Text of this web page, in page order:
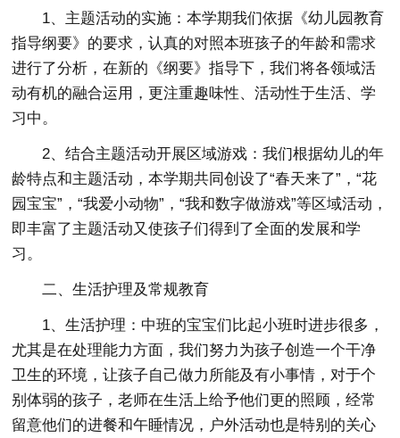
1、主题活动的实施：本学期我们依据《幼儿园教育
指导纲要》的要求，认真的对照本班孩子的年龄和需求
进行了分析，在新的《纲要》指导下，我们将各领域活
动有机的融合运用，更注重趣味性、活动性于生活、学
习中。
2、结合主题活动开展区域游戏：我们根据幼儿的年
龄特点和主题活动，本学期共同创设了“春天来了”，“花
园宝宝”，“我爱小动物”，“我和数字做游戏”等区域活动，
即丰富了主题活动又使孩子们得到了全面的发展和学
习。
二、生活护理及常规教育
1、生活护理：中班的宝宝们比起小班时进步很多，
尤其是在处理能力方面，我们努力为孩子创造一个干净
卫生的环境，让孩子自己做力所能及有小事情，对于个
别体弱的孩子，老师在生活上给予他们更的照顾，经常
留意他们的进餐和午睡情况，户外活动也是特别的关心